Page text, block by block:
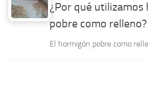
¿Por qué utilizamos
pobre como relleno?
El hormigón pobre como